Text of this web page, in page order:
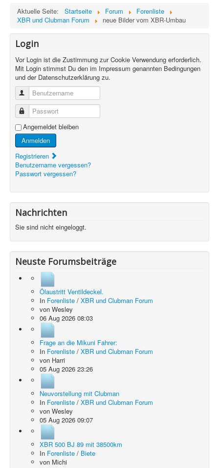
Aktuelle Seite:
Startseite Forum
Forenliste
XBR und Clubman Forum
neue Bilder vom XBR-Umbau
Login
Vor Login ist die Zustimmung zur Cookie Verwendung erforderlich.
Mit Login stimmst Du den im Impressum genannten Bedingungen
und der Datenschutzerklärung zu.
Benutzername
Passwort
Angemeldet bleiben
Anmelden
Registrieren
Benutzername vergessen?
Passwort vergessen?
Nachrichten
Sie sind nicht eingeloggt.
Neuste Forumsbeiträge
Ölaustritt Ventildeckel.
In Forenliste / XBR und Clubman Forum
von Wesley
06 Aug 2026 08:03
Frage an die Mikuni Fahrer:
In Forenliste / XBR und Clubman Forum
von Harri
05 Aug 2026 23:26
Neuvorstellung mit Clubman
In Forenliste / XBR und Clubman Forum
von Wesley
05 Aug 2026 09:07
XBR 500 BJ 89 mit 38500km
In Forenliste / Biete
von Michi